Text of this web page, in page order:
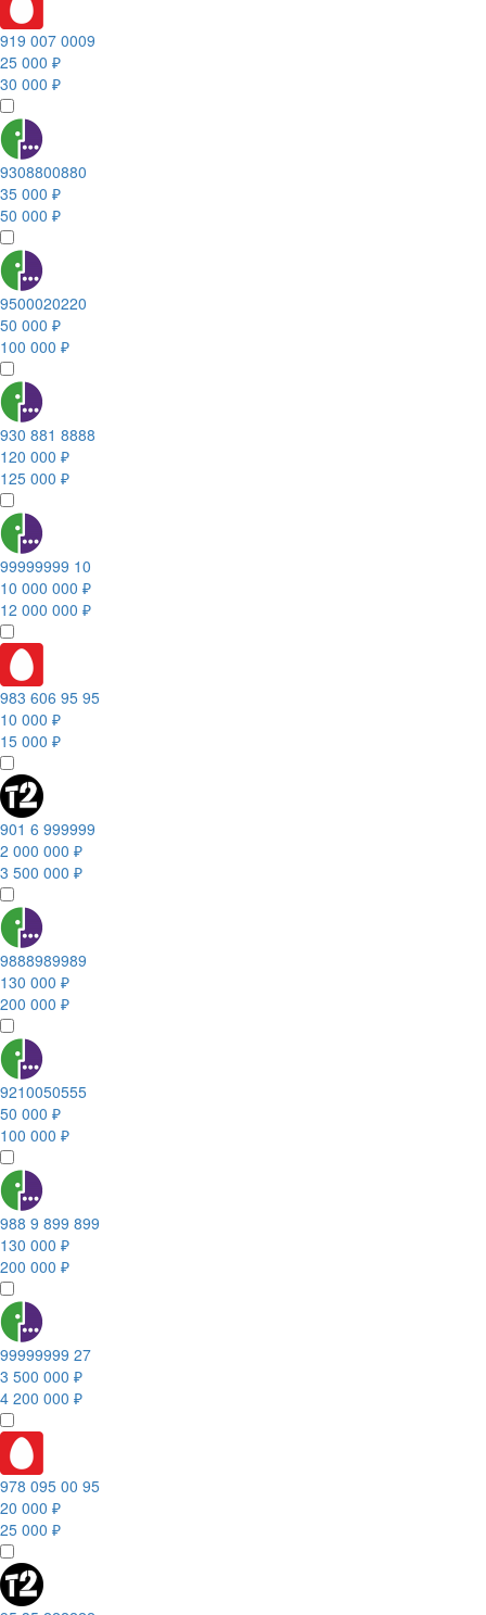
919 007 0009
25 000 ₽
30 000 ₽
9308800880
35 000 ₽
50 000 ₽
9500020220
50 000 ₽
100 000 ₽
930 881 8888
120 000 ₽
125 000 ₽
99999999 10
10 000 000 ₽
12 000 000 ₽
983 606 95 95
10 000 ₽
15 000 ₽
901 6 999999
2 000 000 ₽
3 500 000 ₽
9888989989
130 000 ₽
200 000 ₽
9210050555
50 000 ₽
100 000 ₽
988 9 899 899
130 000 ₽
200 000 ₽
99999999 27
3 500 000 ₽
4 200 000 ₽
978 095 00 95
20 000 ₽
25 000 ₽